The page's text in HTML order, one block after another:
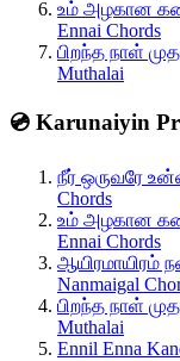
உம் அழகான
Ennai Chords
பிறந்த நாள்
Muthalai
💿 Karunaiyin
நீர் ஒருவரே
Chords
உம் அழகான
Ennai Chords
ஆயிரமாயிரம்
Nanmaigal
பிறந்த நாள்
Muthalai
Ennil Enna